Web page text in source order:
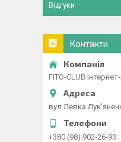
Відгуки
Контакти
FITO-CLUB
вул.Левка
+380 (98) 902-26-93